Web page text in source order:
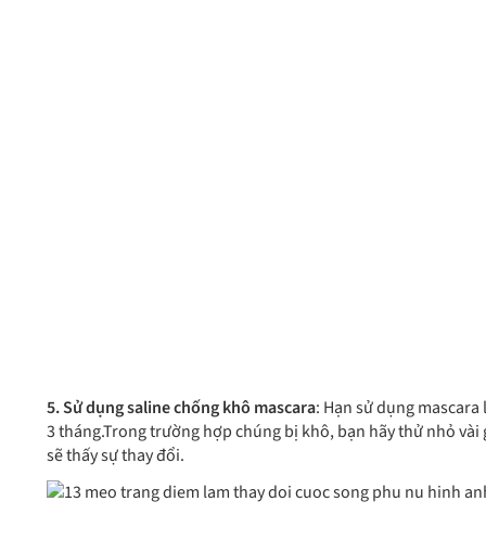
5. Sử dụng saline chống khô mascara: Hạn sử dụng
3 tháng.Trong trường hợp chúng bị khô, bạn hãy thử nhỏ vài
sẽ thấy sự thay đổi.